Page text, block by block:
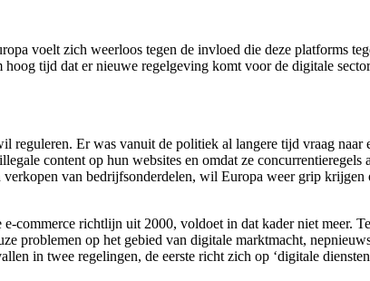
voelt zich weerloos tegen de invloed die deze platforms
tijd dat er nieuwe regelgeving komt voor de digitale
Er was vanuit de politiek al langere tijd vraag naar
content op hun websites en omdat ze concurrentieregels
van bedrijfsonderdelen, wil Europa weer grip krijgen
commerce richtlijn uit 2000, voldoet in dat kader niet meer.
problemen op het gebied van digitale marktmacht,
in twee regelingen, de eerste richt zich op ‘digitale